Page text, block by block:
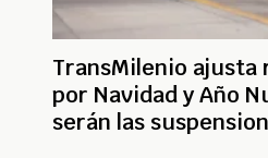
TransMilenio ajusta
por Navidad y Año
serán las